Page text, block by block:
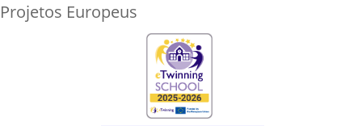
Projetos Europeus